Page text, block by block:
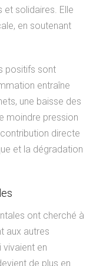
et solidaires. Elle
en soutenant
positifs sont
entraîne
une baisse des
moindre pression
directe
et la dégradation
ont cherché à
aux autres
vivaient en
de plus en